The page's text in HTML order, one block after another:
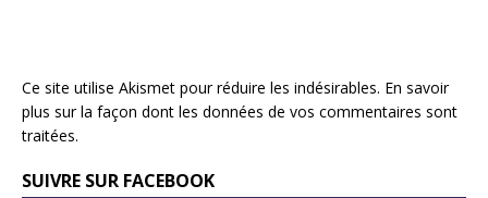
Ce site utilise Akismet pour réduire les indésirables. En savoir
plus sur la façon dont les données de vos commentaires sont
traitées.
SUIVRE SUR FACEBOOK